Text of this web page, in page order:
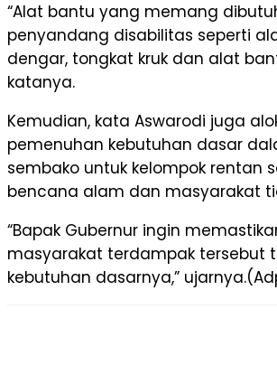
“Alat bantu yang memang
penyandang disabilitas seperti
dengar, tongkat kruk dan alat
katanya.
Kemudian, kata Aswarodi juga
pemenuhan kebutuhan dasar
sembako untuk kelompok rentan
bencana alam dan masyarakat
“Bapak Gubernur ingin
masyarakat terdampak tersebut
kebutuhan dasarnya,”